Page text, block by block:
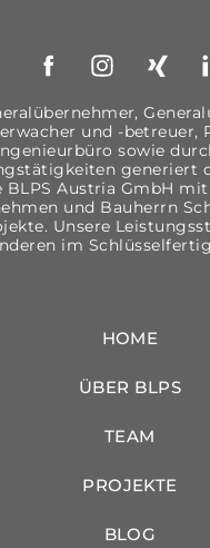
FacebookInstagram
Xing
und -betreuer,
sowie
generiert
BLPS Austria GmbH
und Bauherrn
Unsere
im
HOME
ÜBER BLPS
TEAM
PROJEKTE
BLOG